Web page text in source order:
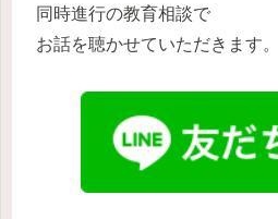
同時進行の教育相談で
お話を聴かせていただきます。